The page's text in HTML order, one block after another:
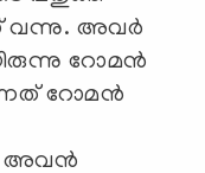
വന്നു. അവര്‍
റോമന്‍
റോമന്‍
അവന്‍